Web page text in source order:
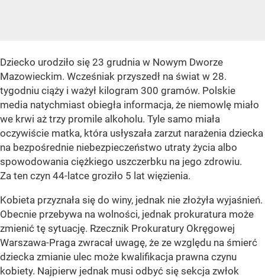
Dziecko urodziło się 23 grudnia w Nowym Dworze
Mazowieckim. Wcześniak przyszedł na świat w 28.
tygodniu ciąży i ważył kilogram 300 gramów. Polskie
media natychmiast obiegła informacja, że niemowlę miało
we krwi aż trzy promile alkoholu. Tyle samo miała
oczywiście matka, która usłyszała zarzut narażenia dziecka
na bezpośrednie niebezpieczeństwo utraty życia albo
spowodowania ciężkiego uszczerbku na jego zdrowiu.
Za ten czyn 44-latce groziło 5 lat więzienia.
Kobieta przyznała się do winy, jednak nie złożyła wyjaśnień.
Obecnie przebywa na wolności, jednak prokuratura może
zmienić tę sytuację. Rzecznik Prokuratury Okręgowej
Warszawa-Praga zwracał uwagę, że ze względu na śmierć
dziecka zmianie ulec może kwalifikacja prawna czynu
kobiety. Najpierw jednak musi odbyć się sekcja zwłok